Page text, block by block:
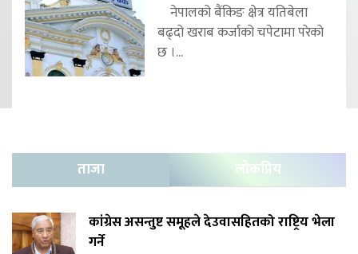
नेपालको बैंकिङ क्षेत्र यतिबेला
बढ्दो खराब कर्जाको चपेटामा परेको
छ ।...
ताजा लोकप्रिय
कांग्रेस असन्तुष्ट समूहले देउवासहितको राष्ट्रिय भेला
गर्ने